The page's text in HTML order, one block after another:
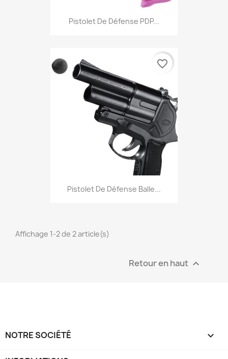
Aperçu rapide
Pistolet De Défense PDP...
Aperçu rapide
Pistolet De Défense Balle...
favorite_border
Affichage 1-2 de 2 article(s)
Retour en haut 
NOTRE SOCIÉTÉ 